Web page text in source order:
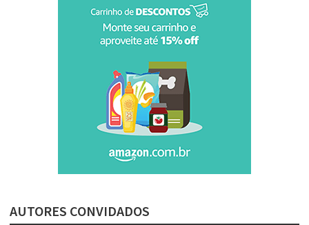
AUTORES CONVIDADOS